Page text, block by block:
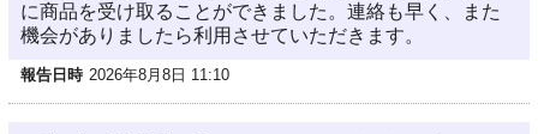
に商品を受け取ることができました。連絡も早く、また
機会がありましたら利用させていただきます。
報告日時 2026年8月8日 11:10